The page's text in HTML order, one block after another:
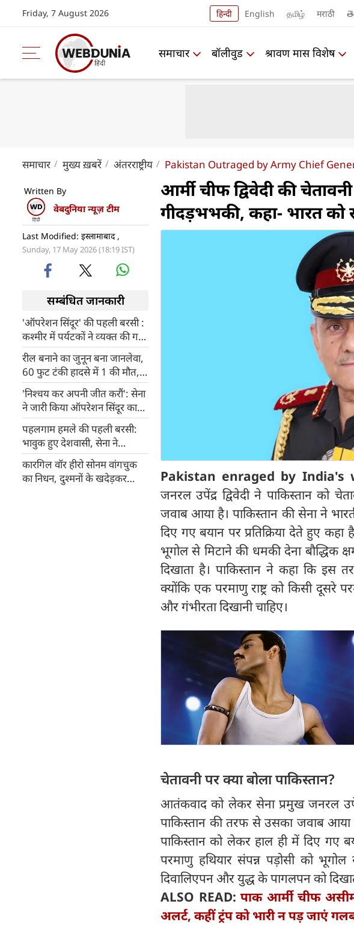
Friday, 7 August 2026 हिन्दी English தமிழ் मराठी
समाचार बॉलीवुड श्रावण मास विशेष
समाचार मुख्य ख़बरें अंतरराष्ट्रीय Pakistan Outraged by Army Chief
Written By
वेबदुनिया न्यूज़ टीम
Last Modified: इस्लामाबाद ,
Sunday, 17 May 2026 (18:19 IST)
सम्बंधित जानकारी
'ऑपरेशन सिंदूर' की पहली बरसी :
कश्मीर में पर्यटकों ने व्‍यक्‍त की गर्व
और आत्मविश्वास की भावना, बोले-
पिछली घटनाओं और तनाव के
बावजूद जारी रखेंगे यात्रा
रील बनाने का जुनून बना जानलेवा,
60 फुट टंकी हादसे में 1 की मौत,
16 घंटे बाद सेना के हेलीकॉप्टर से
बचाए गए बच्चे
'निश्चय कर अपनी जीत करौं': सेना
ने जारी किया ऑपरेशन सिंदूर का
नया फुटेज
पहलगाम हमले की पहली बरसी:
भावुक हुए देशवासी, सेना ने
'ऑपरेशन सिंदूर' की दिलाई याद
कारगिल वॉर हीरो सोनम वांगचुक
का निधन, दुश्मनों के खदेड़कर
आर्मी चीफ द्विवेदी की
गीदड़भभकी, कहा- भारत को
Pakistan enraged by India's
जनरल उपेंद्र द्विवेदी ने पाकिस्तान को
जवाब आया है। पाकिस्तान की सेना ने
दिए गए बयान पर प्रतिक्रिया देते हुए
भूगोल से मिटाने की धमकी देना बौद्धिक
दिखाता है। पाकिस्तान ने कहा कि इस
क्योंकि एक परमाणु राष्ट्र को किसी दूसरे
और गंभीरता दिखानी चाहिए।
चेतावनी पर क्‍या बोला पाकिस्‍तान?
आतंकवाद को लेकर सेना प्रमुख जनरल
पाकिस्तान की तरफ से उसका जवाब आया
पाकिस्तान को लेकर हाल ही में दिए गए
परमाणु हथियार संपन्न पड़ोसी को
दिवालिएपन और युद्ध के पागलपन को
ALSO READ:पाक आर्मी चीफ
अलर्ट, कहीं ट्रंप को भारी न पड़ जाएं